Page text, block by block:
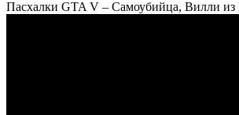
Пасхалки GTA V – Самоубийца, Вилли